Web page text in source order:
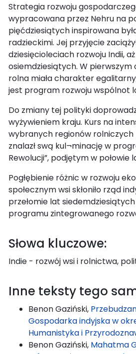
Strategia rozwoju
wypracowana przez Nehru na
pięćdziesiątych inspirowana
radzieckimi. Jej przyjęcie
dziesięcioleciach rozwoju Indii,
osiemdziesiątych. W
rolna miała charakter
jest program rozwoju wspólnot
Do zmiany tej polityki
wyżywieniem kraju. Kurs na
wybranych regionów rolniczych
znalazł swą kul¬minację w
Rewolucji”, podjętym w połowie
Pogłębienie różnic w rozwoju
społecznym wsi skłoniło rząd
przełomie lat
programu zintegrowanego
Słowa kluczowe:
Indie - rozwój wsi i rolnictwa,
Inne teksty tego
Benon Gaziński,
Gospodarka indyjska w
Humanistyka i
Benon Gaziński, Mahatma